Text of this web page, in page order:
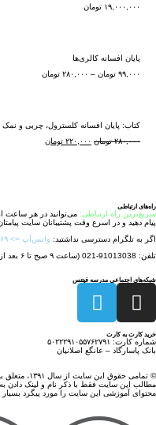
۱۹,۰۰۰,۰۰۰ تومان
پایان افسانه کالری‌ها
۹۹,۰۰۰ تومان – ۲۸۰,۰۰۰ تومان
کتاب: پایان افسانه کلسترول، چربی و نمک
۲۸۰,۰۰۰ تومان ۲۲۰,۰۰۰ تومان
راه‌های ارتباطی
سریع‌ترین راه ارتباطی: می‌توانید در هر ساعت
پیام دهید و در اسرع وقت پشتیبانان سایت
اگر به تلگرام دسترسی نداشتید: واتس‌آپ => ۰۹۱۰۰۰۴۸۱۶۹
تلفن: 91013038-021 (ساعت ۹ صبح تا ۶ بعد از ظهر، شنبه تا چهار‌شنبه)
شبکه‌های اجتماعی مدرسه فیتنس
خرید کارت به کارت
شماره کارت: ۵۰۲۲۲۹۱۰۵۵۷۶۲۷۹۱
بانک پاسارگاد – عانگع اصلانیان
© تمامی
مطالب این سایت فقط با ذکر نام و لینک دادن
محتوای آموزشی این سایت را ‌مورد پیگرد